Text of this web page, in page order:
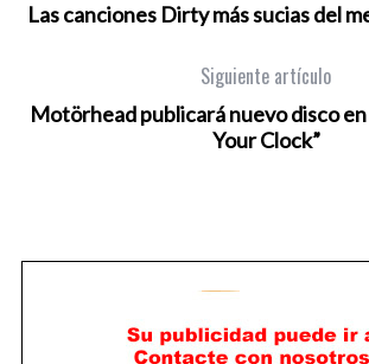
Las canciones Dirty más sucias del
Siguiente artículo
Motörhead publicará nuevo disco
Your Clock”